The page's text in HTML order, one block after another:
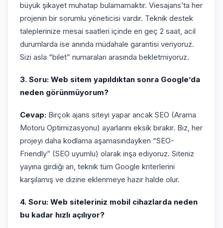
büyük şikayet muhatap bulamamaktır. Viesajans’ta her
projenin bir sorumlu yöneticisi vardır. Teknik destek
taleplerinize mesai saatleri içinde en geç 2 saat, acil
durumlarda ise anında müdahale garantisi veriyoruz.
Sizi asla “bilet” numaraları arasında bekletmiyoruz.
3. Soru: Web sitem yapıldıktan sonra Google’da
neden görünmüyorum?
Cevap: Birçok ajans siteyi yapar ancak SEO (Arama
Motoru Optimizasyonu) ayarlarını eksik bırakır. Biz, her
projeyi daha kodlama aşamasındayken “SEO-
Friendly” (SEO uyumlu) olarak inşa ediyoruz. Siteniz
yayına girdiği an, teknik tüm Google kriterlerini
karşılamış ve dizine eklenmeye hazır halde olur.
4. Soru: Web siteleriniz mobil cihazlarda neden
bu kadar hızlı açılıyor?